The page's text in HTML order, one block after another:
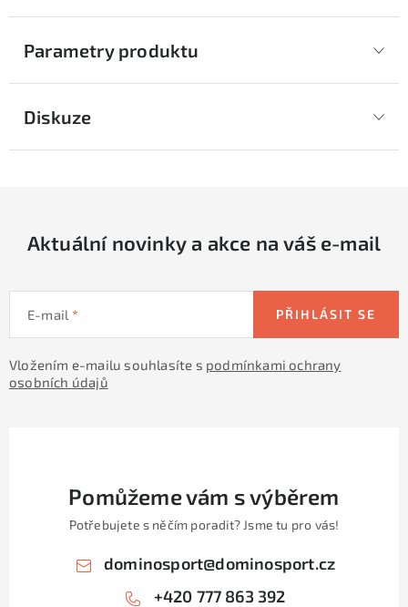
Parametry produktu
Diskuze
Aktuální novinky a akce na váš e-mail
E-mail
Vložením e-mailu souhlasíte s podmínkami ochrany
osobních údajů
PŘIHLÁSIT SE
Pomůžeme vám s výběrem
Potřebujete s něčím poradit? Jsme tu pro vás!
dominosport@dominosport.cz
+420 777 863 392